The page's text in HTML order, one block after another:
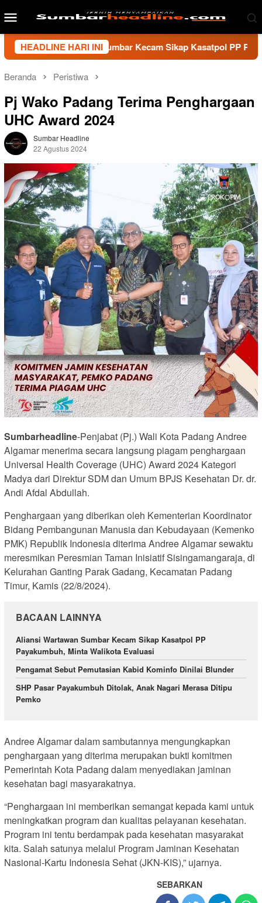
ke
Menu
Mobile
HEADLINE HARI INI
Wartawan Sumbar Kecam Sikap Kasatpol PP Payakumbuh,
Beranda Peristiwa
Pj Wako Padang Terima Penghargaan
UHC Award 2024
Sumbar Headline
22 Agustus 2024
Sumbarheadline-Penjabat (Pj.) Wali Kota Padang Andree
Algamar menerima secara langsung piagam penghargaan
Universal Health Coverage (UHC) Award 2024 Kategori
Madya dari Direktur SDM dan Umum BPJS Kesehatan Dr. dr.
Andi Afdal Abdullah.
Penghargaan yang diberikan oleh Kementerian Koordinator
Bidang Pembangunan Manusia dan Kebudayaan (Kemenko
PMK) Republik Indonesia diterima Andree Algamar sewaktu
meresmikan Peresmian Taman Inisiatif Sisingamangaraja, di
Kelurahan Ganting Parak Gadang, Kecamatan Padang
Timur, Kamis (22/8/2024).
BACAAN LAINNYA
Aliansi Wartawan Sumbar Kecam Sikap Kasatpol PP
Payakumbuh, Minta Walikota Evaluasi
Pengamat Sebut Pemutasian Kabid Kominfo Dinilai Blunder
SHP Pasar Payakumbuh Ditolak, Anak Nagari Merasa Ditipu
Pemko
Andree Algamar dalam sambutannya mengungkapkan
penghargaan yang diterima merupakan bukti komitmen
Pemerintah Kota Padang dalam menyediakan jaminan
kesehatan bagi masyarakatnya.
“Penghargaan ini memberikan semangat kepada kami untuk
meningkatkan program dan kualitas pelayanan kesehatan.
Program ini tentu berdampak pada kesehatan masyarakat
kita. Salah satunya melalui Program Jaminan Kesehatan
Nasional-Kartu Indonesia Sehat (JKN-KIS),” ujarnya.
SEBARKAN